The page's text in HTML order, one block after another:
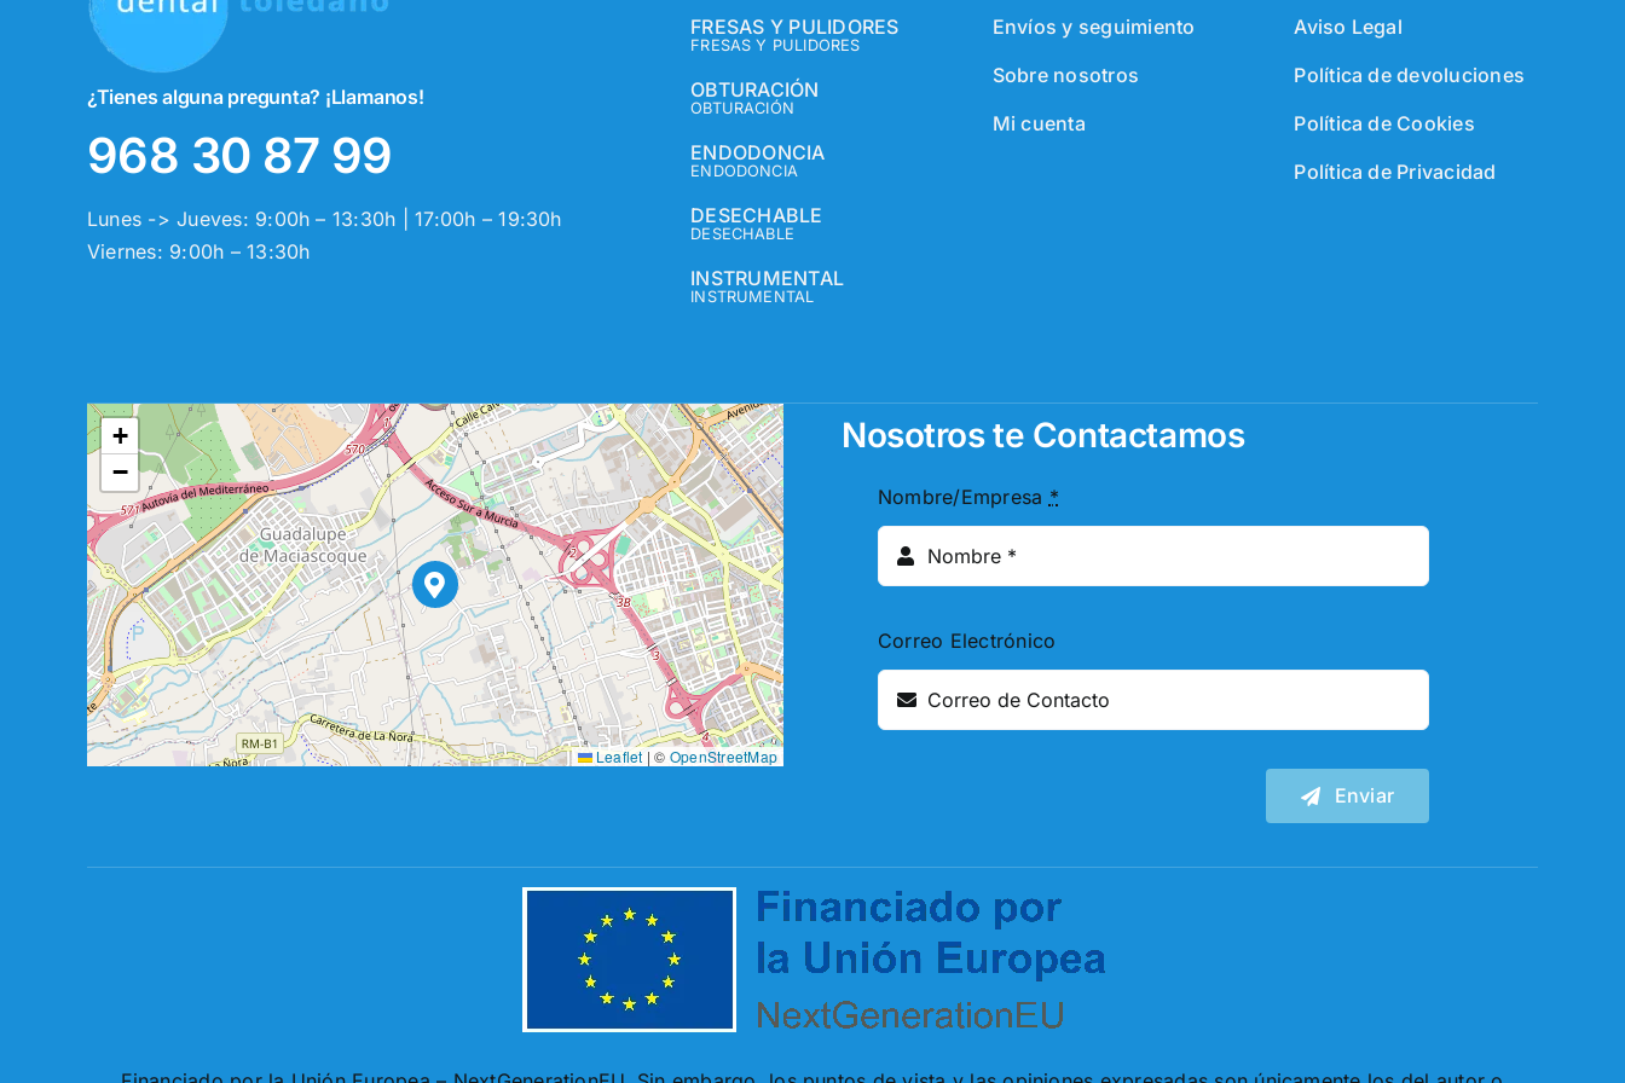
¿Tienes alguna pregunta? ¡Llamanos!
968 30 87 99
Lunes -> Jueves: 9:00h – 13:30h | 17:00h – 19:30h
Viernes: 9:00h – 13:30h
FRESAS Y PULIDORES
FRESAS Y PULIDORES
OBTURACIÓN
OBTURACIÓN
ENDODONCIA
ENDODONCIA
DESECHABLE
DESECHABLE
INSTRUMENTAL
INSTRUMENTAL
Envíos y seguimiento
Sobre nosotros
Mi cuenta
Aviso Legal
Política de devoluciones
Política de Cookies
Política de Privacidad
+
−
Leaflet | © OpenStreetMap
Nosotros te Contactamos
Nombre/Empresa *
Correo Electrónico
Enviar